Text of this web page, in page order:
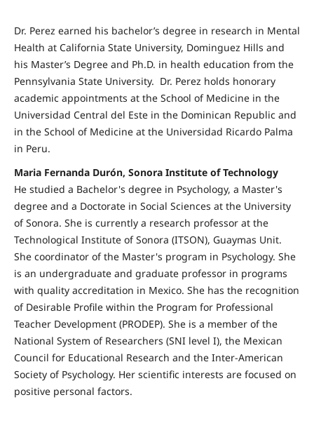
Dr. Perez earned his bachelor’s degree in research in Mental
Health at California State University, Dominguez Hills and
his Master’s Degree and Ph.D. in health education from the
Pennsylvania State University. Dr. Perez holds honorary
academic appointments at the School of Medicine in the
Universidad Central del Este in the Dominican Republic and
in the School of Medicine at the Universidad Ricardo Palma
in Peru.
Maria Fernanda Durón, Sonora Institute of Technology
He studied a Bachelor's degree in Psychology, a Master's
degree and a Doctorate in Social Sciences at the University
of Sonora. She is currently a research professor at the
Technological Institute of Sonora (ITSON), Guaymas Unit.
She coordinator of the Master's program in Psychology. She
is an undergraduate and graduate professor in programs
with quality accreditation in Mexico. She has the recognition
of Desirable Profile within the Program for Professional
Teacher Development (PRODEP). She is a member of the
National System of Researchers (SNI level I), the Mexican
Council for Educational Research and the Inter-American
Society of Psychology. Her scientific interests are focused on
positive personal factors.